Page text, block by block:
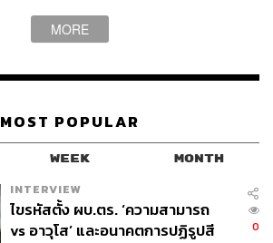
MORE
MOST POPULAR
WEEK MONTH
INTERVIEW
ไขรหัสตั้ง ผบ.ตร. ‘ความสามารถ
vs อาวุโส’ และอนาคตการปฏิรูปสี
0